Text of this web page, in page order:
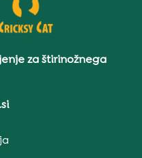
za štirinožnega